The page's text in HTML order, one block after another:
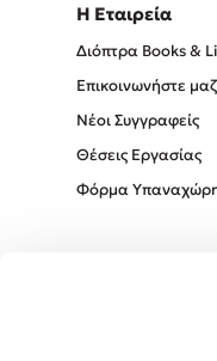
Η Εταιρεία
Διόπτρα Books &
Επικοινωνήστε
Νέοι Συγγραφείς
Θέσεις Εργασίας
Φόρμα